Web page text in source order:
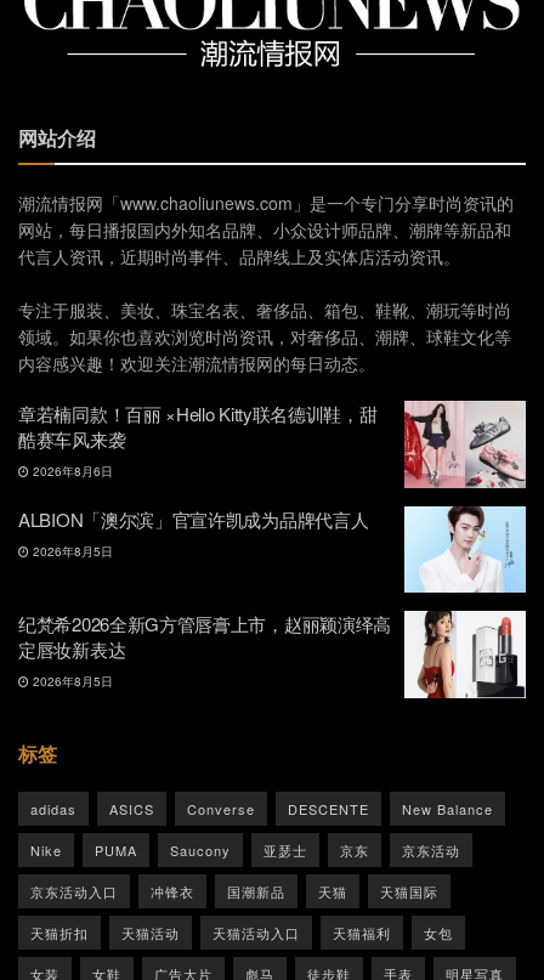
网站介绍
潮流情报网「www.chaoliunews.com」是一个专门分享时尚资讯的
网站，每日播报国内外知名品牌、小众设计师品牌、潮牌等新品和
代言人资讯，近期时尚事件、品牌线上及实体店活动资讯。
专注于服装、美妆、珠宝名表、奢侈品、箱包、鞋靴、潮玩等时尚
领域。如果你也喜欢浏览时尚资讯，对奢侈品、潮牌、球鞋文化等
内容感兴趣！欢迎关注潮流情报网的每日动态。
章若楠同款！百丽 ×Hello Kitty联名德训鞋，甜
酷赛车风来袭
2026年8月6日
ALBION「澳尔滨」官宣许凯成为品牌代言人
2026年8月5日
纪梵希2026全新G方管唇膏上市，赵丽颖演绎高
定唇妆新表达
2026年8月5日
标签
adidas ASICS Converse DESCENTE New Balance
Nike PUMA Saucony 亚瑟士 京东 京东活动
京东活动入口 冲锋衣 国潮新品 天猫 天猫国际
天猫折扣 天猫活动 天猫活动入口 天猫福利 女包
女装 女鞋 广告大片 彪马 徒步鞋 手表 明星写真